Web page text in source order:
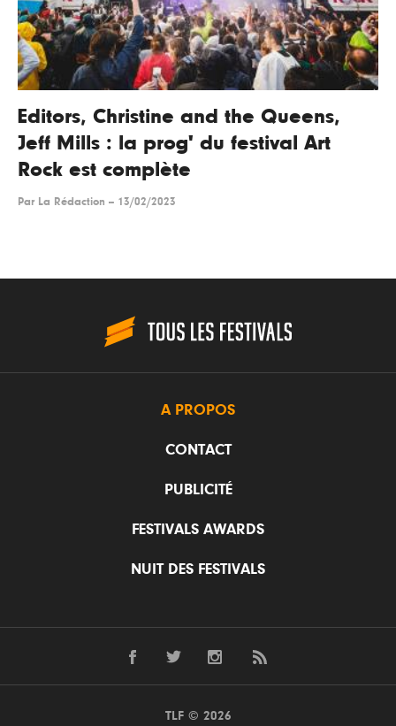
Editors, Christine and the Queens,
Jeff Mills : la prog' du festival Art
Rock est complète
Par La Rédaction -- 13/02/2023
A PROPOS
CONTACT
PUBLICITÉ
FESTIVALS AWARDS
NUIT DES FESTIVALS
TLF © 2026